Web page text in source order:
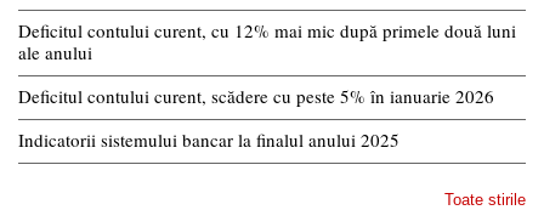
Deficitul contului curent, cu 12% mai mic după primele două luni
ale anului
Deficitul contului curent, scădere cu peste 5% în ianuarie 2026
Indicatorii sistemului bancar la finalul anului 2025
Toate stirile